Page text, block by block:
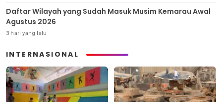
Daftar Wilayah yang Sudah Masuk Musim Kemarau Awal
Agustus 2026
3 hari yang lalu
INTERNASIONAL